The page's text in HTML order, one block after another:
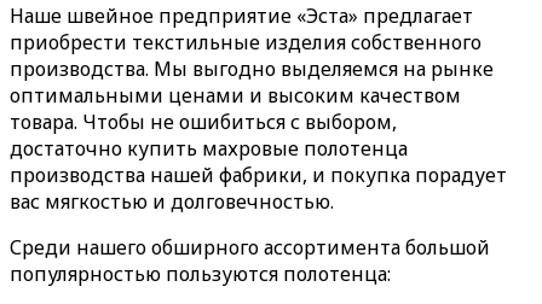
Наше швейное предприятие «Эста» предлагает
приобрести текстильные изделия собственного
производства. Мы выгодно выделяемся на рынке
оптимальными ценами и высоким качеством
товара. Чтобы не ошибиться с выбором,
достаточно купить махровые полотенца
производства нашей фабрики, и покупка порадует
вас мягкостью и долговечностью.
Среди нашего обширного ассортимента большой
популярностью пользуются полотенца: